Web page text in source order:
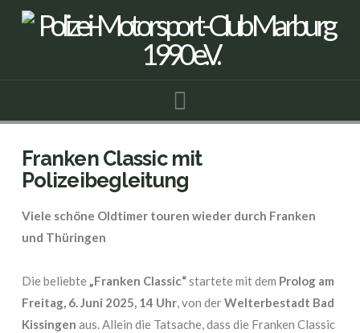
Franken Classic mit
Polizeibegleitung
Viele schöne Oldtimer touren wieder durch Franken
und Thüringen
Die beliebte„Franken Classic“startete mit dem Prolog am
Freitag, 6. Juni 2025, 14 Uhr, von derWelterbestadt Bad
Kissingen aus. Allein die Tatsache, dass die Franken Classic